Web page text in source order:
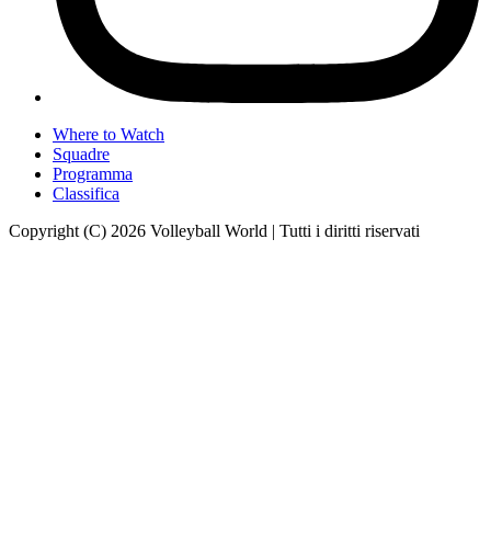
Where to Watch
Squadre
Programma
Classifica
Copyright (C) 2026 Volleyball World | Tutti i diritti riservati